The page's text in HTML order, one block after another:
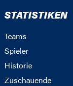
STATISTIKEN
Teams
Spieler
Historie
Zuschauende